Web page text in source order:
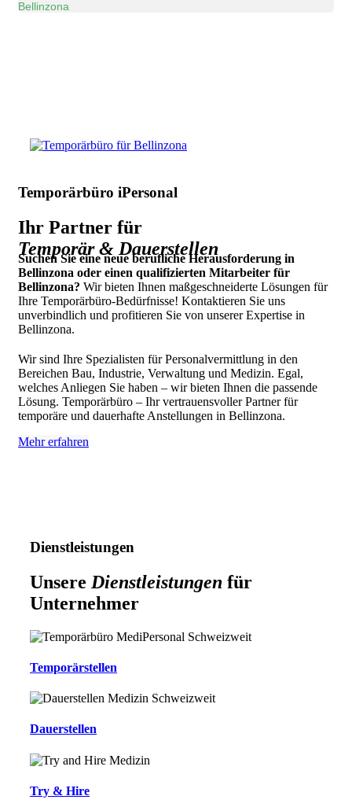
Bellinzona
Temporärbüro iPersonal
Ihr Partner für
Temporär & Dauerstellen
Suchen Sie eine neue berufliche Herausforderung in
Bellinzona oder einen qualifizierten Mitarbeiter für
Bellinzona? Wir bieten Ihnen maßgeschneiderte Lösungen für
Ihre Temporärbüro-Bedürfnisse! Kontaktieren Sie uns
unverbindlich und profitieren Sie von unserer Expertise in
Bellinzona.
Wir sind Ihre Spezialisten für Personalvermittlung in den
Bereichen Bau, Industrie, Verwaltung und Medizin. Egal,
welches Anliegen Sie haben – wir bieten Ihnen die passende
Lösung. Temporärbüro – Ihr vertrauensvoller Partner für
temporäre und dauerhafte Anstellungen in Bellinzona.
Mehr erfahren
Dienstleistungen
Unsere Dienstleistungen für
Unternehmer
Temporärstellen
Dauerstellen
Try & Hire